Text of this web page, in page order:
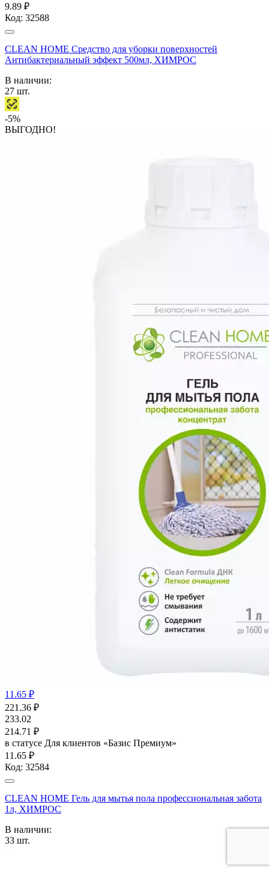
9.89 ₽
Код: 32588
CLEAN HOME Средство для уборки поверхностей
Антибактериальный эффект 500мл, ХИМРОС
В наличии:
27 шт.
-5%
ВЫГОДНО!
11.65 ₽
221.36 ₽
233.02
214.71 ₽
в статусе Для клиентов «Базис Премиум»
11.65 ₽
Код: 32584
CLEAN HOME Гель для мытья пола профессиональная забота
1л, ХИМРОС
В наличии:
33 шт.